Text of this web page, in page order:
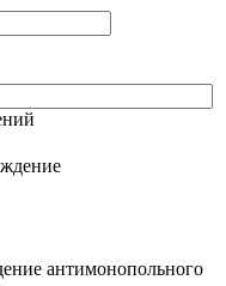
антимонопольного